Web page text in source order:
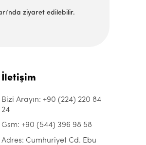
ziyaret edilebilir.
İletişim
Bizi Arayın: +90 (224) 220 84
24
Gsm: +90 (544) 396 98 58
Adres: Cumhuriyet Cd. Ebu